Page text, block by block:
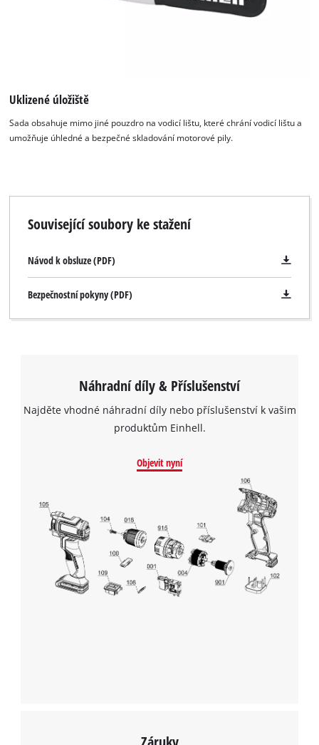
Uklizené úložiště
Sada obsahuje mimo jiné pouzdro na vodicí lištu, které chrání vodicí lištu a
umožňuje úhledné a bezpečné skladování motorové pily.
Související soubory ke stažení
Návod k obsluze (PDF)
Bezpečnostní pokyny (PDF)
Náhradní díly & Příslušenství
Najděte vhodné náhradní díly nebo příslušenství k vašim
produktům Einhell.
Objevit nyní